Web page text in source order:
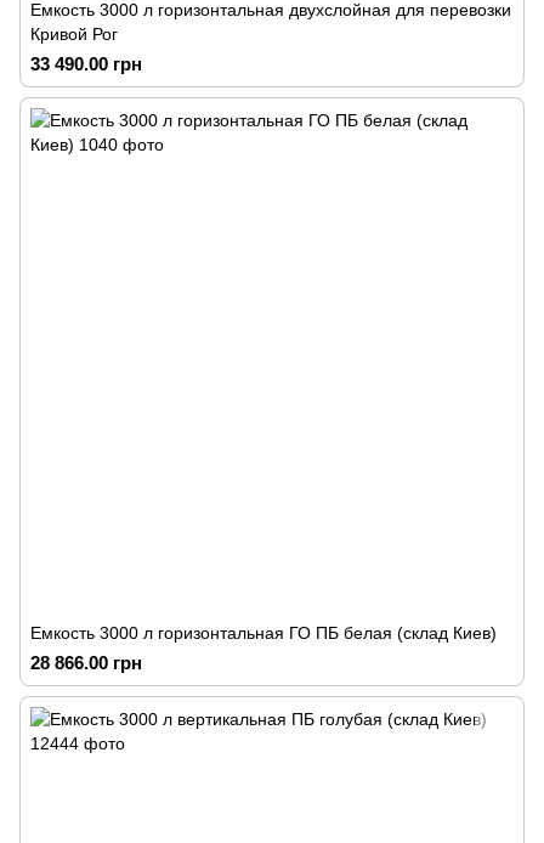
Емкость 3000 л горизонтальная двухслойная для перевозки
Кривой Рог
33 490.00 грн
Емкость 3000 л горизонтальная ГО ПБ белая (склад Киев)
28 866.00 грн